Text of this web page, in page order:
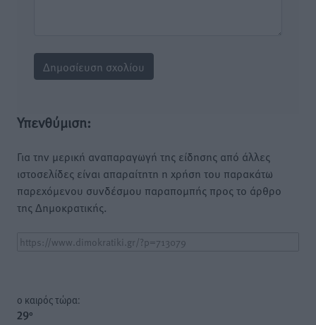
Υπενθύμιση:
Για την μερική αναπαραγωγή της είδησης από άλλες
ιστοσελίδες είναι απαραίτητη η χρήση του παρακάτω
παρεχόμενου συνδέσμου παραπομπής προς το άρθρο
της Δημοκρατικής.
o καιρός τώρα:
29°